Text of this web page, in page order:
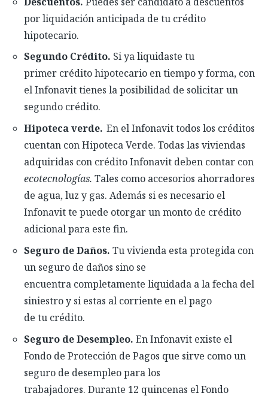
por liquidación anticipada de tu crédito
hipotecario.
Segundo Crédito. Si ya liquidaste tu
primer crédito hipotecario en tiempo y forma, con
el Infonavittienes la posibilidad de solicitar un
segundo crédito.
Hipoteca verde. En el Infonavit todos los créditos
cuentan con Hipoteca Verde. Todas las viviendas
adquiridas con crédito Infonavit deben contar con
ecotecnologías. Tales como accesorios ahorradores
de agua, luz y gas. Además si es necesario el
Infonavitte puede otorgarun monto de crédito
adicionalpara este fin.
Seguro de Daños. Tu vivienda esta protegida con
un seguro de daños sino se
encuentra completamente liquidada a la fecha del
siniestro y si estas al corriente en el pago
de tu crédito.
Seguro de Desempleo. En Infonavit existe el
Fondo de Protección de Pagos que sirve como un
seguro de desempleo para los
trabajadores. Durante 12 quincenas el Fondo